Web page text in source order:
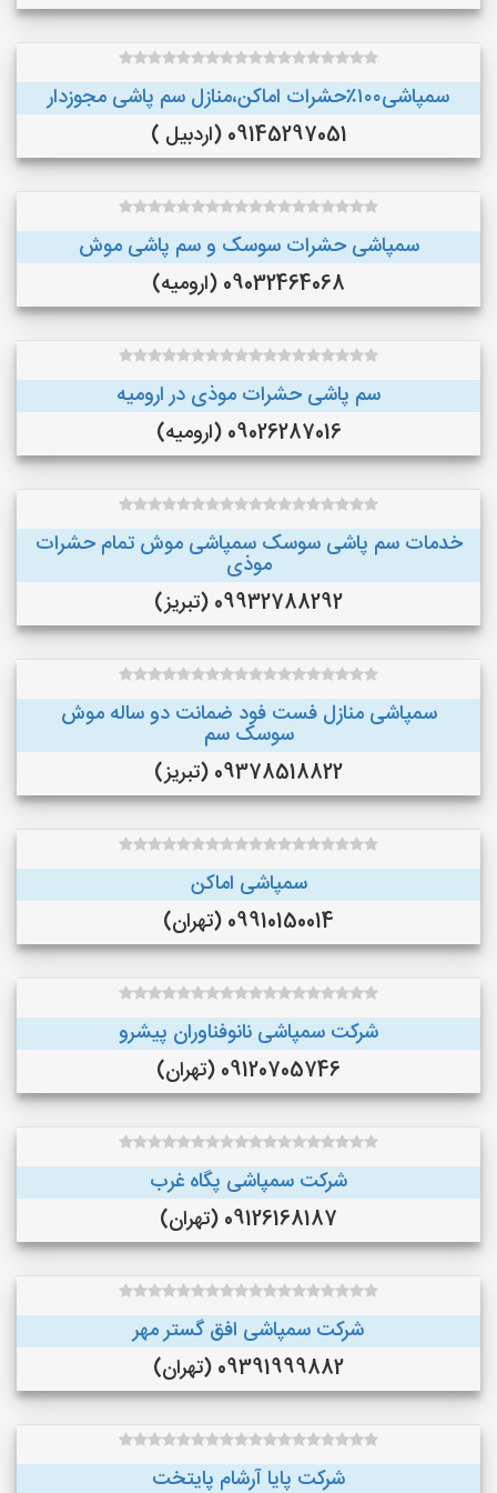
سمپاشی۱۰۰٪حشرات اماکن،منازل سم پاشی مجوزدار
09145297051 (اردبیل )
سمپاشی حشرات سوسک و سم پاشی موش
09032464068 (ارومیه)
سم پاشی حشرات موذی در ارومیه
09026287016 (ارومیه)
خدمات سم پاشی سوسک سمپاشی موش تمام حشرات
موذی
09932788292 (تبریز)
سمپاشی منازل فست فود ضمانت دو ساله موش
سوسک سم
09378518822 (تبریز)
سمپاشی اماکن
09910150014 (تهران)
شرکت سمپاشی نانوفناوران پیشرو
09120705746 (تهران)
شرکت سمپاشی پگاه غرب
09126168187 (تهران)
شرکت سمپاشی افق گستر مهر
09391999882 (تهران)
شرکت پایا آرشام پایتخت